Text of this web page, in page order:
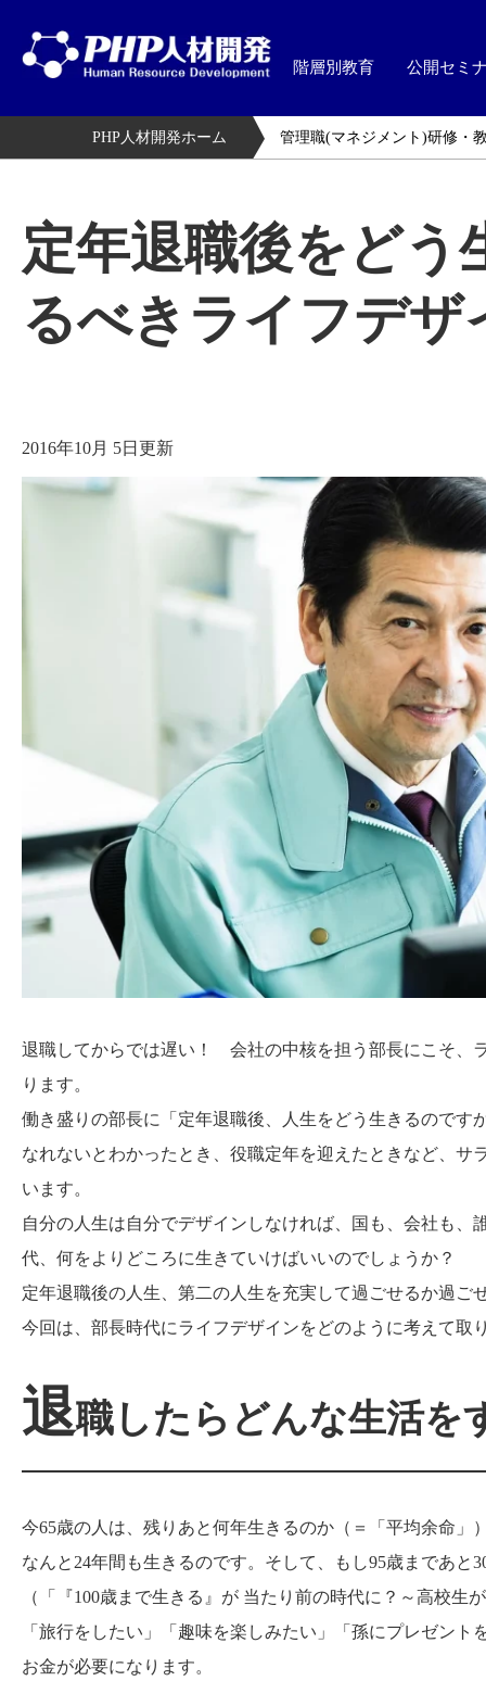
階層別教育 公開セミ
PHP人材開発ホーム 管理職(マネジメント)研修・
定年退職後をど
るべきライフデザ
2016年10月 5日更新
退職してからでは遅い！ 会社の中核を担う部長にこそ、
ります。
働き盛りの部長に「定年退職後、人生をどう生きるので
なれないとわかったとき、役職定年を迎えたときなど、
います。
自分の人生は自分でデザインしなければ、国も、会社も
代、何をよりどころに生きていけばいいのでしょうか？
定年退職後の人生、第二の人生を充実して過ごせるか過
今回は、部長時代にライフデザインをどのように考えて取
退職したらどんな生活を
今65歳の人は、残りあと何年生きるのか（＝「平均余命」
なんと24年間も生きるのです。そして、もし95歳まであ
（「『100歳まで生きる』が 当たり前の時代に？～高校
「旅行をしたい」「趣味を楽しみたい」「孫にプレゼン
お金が必要になります。